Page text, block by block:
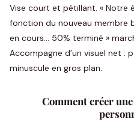
Vise court et pétillant. « Notre
fonction du nouveau membre
en cours… 50% terminé »
Accompagne d’un visuel net :
minuscule en gros plan.
Comment créer